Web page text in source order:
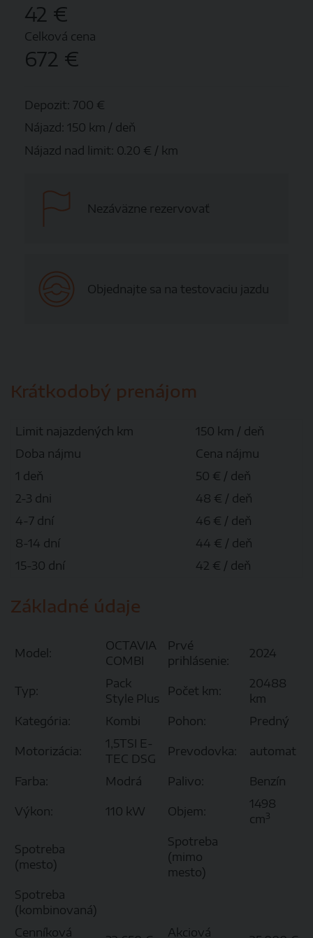
42 €
Celková cena
672 €
Depozit: 700 €
Nájazd: 150 km / deň
Nájazd nad limit: 0.20 € / km
Nezáväzne rezervovať
Objednajte sa na testovaciu jazdu
Krátkodobý prenájom
Limit najazdených km
150 km / deň
Doba nájmu
Cena nájmu
1 deň
50 € / deň
2-3 dni
48 € / deň
4-7 dní
46 € / deň
8-14 dní
44 € / deň
15-30 dní
42 € / deň
Základné údaje
Model:
OCTAVIA
COMBI
Prvé
prihlásenie:
2024
Typ:
Pack
Style Plus
Počet km:
20488
km
Kategória:
Kombi Pohon: Predný
Motorizácia:
1,5TSI E-
TEC DSG
Prevodovka: automat
Farba: Modrá Palivo: Benzín
Výkon: 110 kW Objem:
1498
cm3
Spotreba
(mesto)
Spotreba
(mimo
mesto)
Spotreba
(kombinovaná)
Cenníková
Akciová